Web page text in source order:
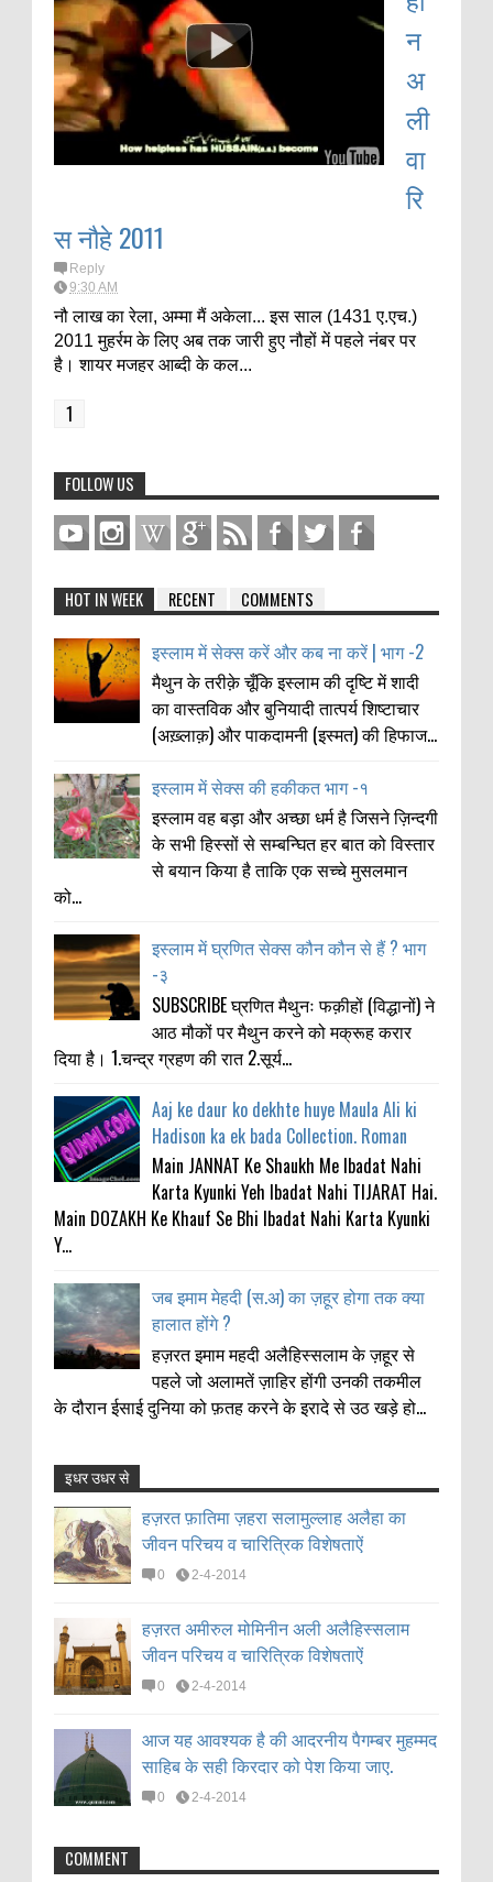
न
अ
ली
वा
रि
स नौहे 2011
Reply
9:30 AM
नौ लाख का रेला, अम्मा मैं अकेला... इस साल (1431 ए.एच.)
2011 मुहर्रम के लिए अब तक जारी हुए नौहों में पहले नंबर पर
है। शायर मजहर आब्दी के कल...
1
FOLLOW US
HOT IN WEEK RECENT COMMENTS
इस्लाम में सेक्स करें और कब ना करें | भाग -2
मैथुन के तरीक़े चूँकि इस्लाम की दृष्टि में शादी
का वास्तविक और बुनियादी तात्पर्य शिष्टाचार
(अख़्लाक़) और पाकदामनी (इस्मत) की हिफाज...
इस्लाम में सेक्स की हकीकत भाग -१
इस्लाम वह बड़ा और अच्छा धर्म है जिसने ज़िन्दगी
के सभी हिस्सों से सम्बन्घित हर बात को विस्तार
से बयान किया है ताकि एक सच्चे मुसलमान
को...
इस्लाम में घ्रणित सेक्स कौन कौन से हैं ? भाग
-३
SUBSCRIBE घ्रणित मैथुनः फक़ीहों (विद्धानों) ने
आठ मौकों पर मैथुन करने को मक्रूह करार
दिया है। 1.चन्द्र ग्रहण की रात 2.सूर्य...
Aaj ke daur ko dekhte huye Maula Ali ki
Hadison ka ek bada Collection. Roman
Main JANNAT Ke Shaukh Me Ibadat Nahi
Karta Kyunki Yeh Ibadat Nahi TIJARAT Hai.
Main DOZAKH Ke Khauf Se Bhi Ibadat Nahi Karta Kyunki
Y...
जब इमाम मेहदी (स.अ) का ज़हूर होगा तक क्या
हालात होंगे ?
हज़रत इमाम महदी अलैहिस्सलाम के ज़हूर से
पहले जो अलामतें ज़ाहिर होंगी उनकी तकमील
के दौरान ईसाई दुनिया को फ़तह करने के इरादे से उठ खड़े हो...
हज़रत फ़ातिमा ज़हरा सलामुल्लाह अलैहा का
जीवन परिचय व चारित्रिक विशेषताऐं
0 2-4-2014
जीवन परिचय व चारित्रिक विशेषताऐं
0 2-4-2014
साहिब के सही किरदार को पेश किया जाए.
0 2-4-2014
Anonymous:
11-21-2021
Thanks my big bro
11-18-2021
BEST 👍
7-28-2021
"This is a Really good quotation of
Hazrat Ali keep it up" sad Hazrat Ali Quotes
इधर उधर से
हज़रत फ़ातिमा ज़हरा सलामुल्लाह अलैहा का
जीवन परिचय व चारित्रिक विशेषताऐं
0 2-4-2014
हज़रत अमीरुल मोमिनीन अली अलैहिस्सलाम
जीवन परिचय व चारित्रिक विशेषताऐं
0 2-4-2014
आज यह आवश्यक है की आदरनीय पैगम्बर मुहम्मद
साहिब के सही किरदार को पेश किया जाए.
0 2-4-2014
COMMENT